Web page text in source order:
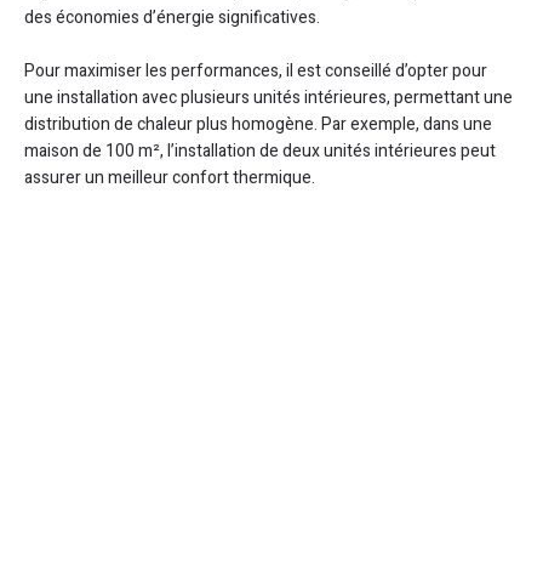
des économies d’énergie significatives.
Pour maximiser les performances, il est conseillé d’opter pour
une installation avec plusieurs unités intérieures, permettant une
distribution de chaleur plus homogène. Par exemple, dans une
maison de 100 m², l’installation de deux unités intérieures peut
assurer un meilleur confort thermique.